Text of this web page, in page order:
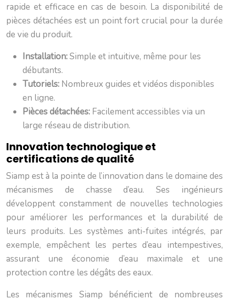
rapide et efficace en cas de besoin. La disponibilité de
pièces détachées est un point fort crucial pour la durée
de vie du produit.
Installation:Simple et intuitive, même pour les
débutants.
Tutoriels: Nombreux guides et vidéos disponibles
en ligne.
Pièces détachées: Facilement accessibles via un
large réseau de distribution.
Innovation technologique et
certifications de qualité
Siamp est à la pointe de l’innovation dans le domaine des
mécanismes de chasse d’eau. Ses ingénieurs
développent constamment de nouvelles technologies
pour améliorer les performances et la durabilité de
leurs produits. Les systèmes anti-fuites intégrés, par
exemple, empêchent les pertes d’eau intempestives,
assurant une économie d’eau maximale et une
protection contre les dégâts des eaux.
Les mécanismes Siamp bénéficient de nombreuses